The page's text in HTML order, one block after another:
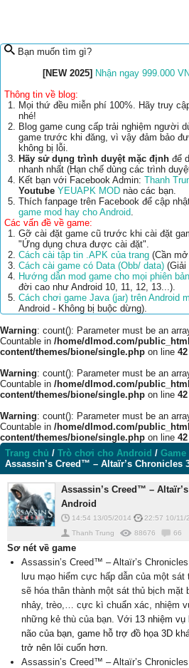
Bạn muốn tìm gì?
[NEW 2025] Nhận ngay 999.000
Thông tin về blog:
Mọi thứ đều miễn phí 100%. Hãy truy
nhé!
Blog game cung cấp trải nghiệm người
game trước khi đăng, vì vậy đảm bảo
không bị lỗi.
Hãy sử dụng trình duyệt mặc định để
nhanh nhất (Hạn chế dùng các trình
Kết bạn với Facebook Admin: Thanh
Youtube YEUAPK MOD nào các bạn.
Thích fanpage trên Facebook để cập
game mod hay cho Android.
Các vấn đề về game:
Gỡ cài đặt game cũ trước khi cài đặt
"Ứng dụng chưa được cài đặt".
Cách cài tập tin .APK của trang (Cần
Cách cài game có Data (Obb/ data) (Giải
Hướng dẫn mod game cho mọi phiên
đời cao như Android 10, 11, 12, 13...).
Cách chơi game Java (jar) trên Android
Android - Không bị buộc dừng).
Warning: count(): Parameter must be an
Countable in /home/dlmod.com/
content/themes/bione/single.php on line 42
Warning: count(): Parameter must be an
Countable in /home/dlmod.com/
content/themes/bione/single.php on line 42
Warning: count(): Parameter must be an
Countable in /home/dlmod.com/
content/themes/bione/single.php on line 42
Trang chủ / Trò chơi cho Android /
Assassin’s Creed™ – Altaïr’s Chronicles
Assassin’s Creed™ –
Android
14:54 13/05/2014 22:57 10/11/
Thanh Trung
88676 66
Sơ nét về game
Assassin’s Creed™ – Altaïr’s
lưu mạo hiểm cực hấp dẫn của một sát
sẽ hóa thân thành một sát thủ bịch mặt
nhảy, trèo,… cực kì chuẩn xác, nhiệm
những kẻ thù của bạn. Với 13 nhiệm
não của bạn, game hỗ trợ đồ họa 3D
trở nên lôi cuốn hơn.
Assassin’s Creed™ – Altaïr’s